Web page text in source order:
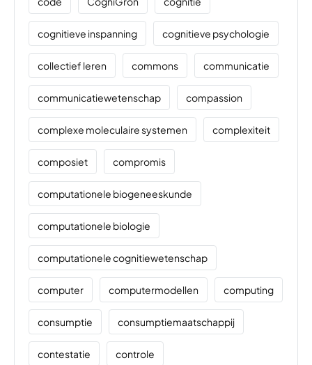
cognitieve inspanning cognitieve psychologie
collectief leren commons communicatie
communicatiewetenschap compassion
complexe moleculaire systemen complexiteit
composiet compromis
computationele biogeneeskunde
computationele biologie
computationele cognitiewetenschap
computer computermodellen computing
consumptie consumptiemaatschappij
contestatie controle